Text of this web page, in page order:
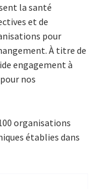
la santé
et de
pour
À titre de
engagement à
nos
organisations
établies dans